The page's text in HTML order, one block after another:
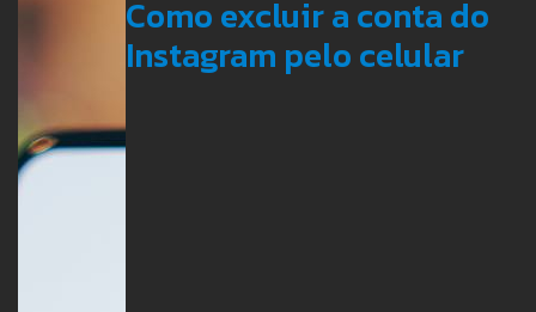
Como excluir a conta do
Instagram pelo celular